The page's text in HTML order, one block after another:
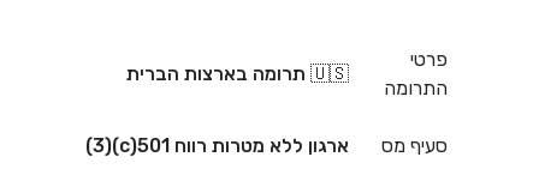
פרטי
התרומה
🇺🇸 תרומה בארצות הברית
סעיף מס ארגון ללא מטרות רווח 501(c)(3)